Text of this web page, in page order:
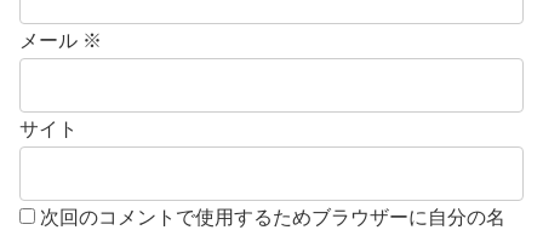
メール ※
サイト
次回のコメントで使用するためブラウザーに自分の名